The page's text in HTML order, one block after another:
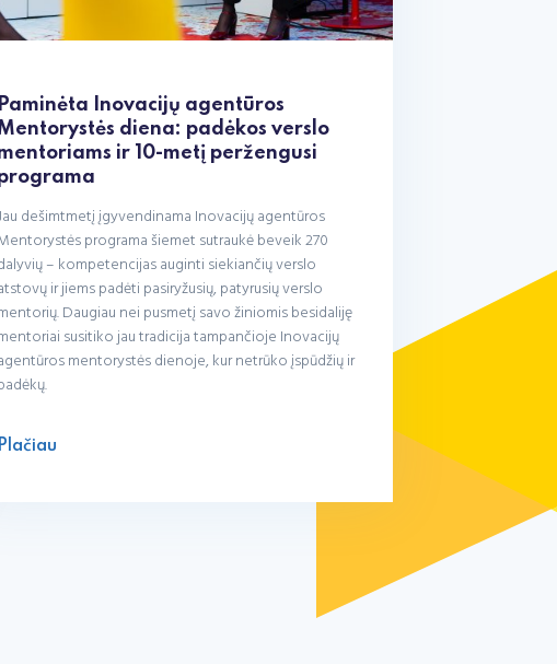
Paminėta Inovacijų agentūros
diena: padėkos verslo
ir 10-metį peržengusi
dešimtmetį įgyvendinama Inovacijų agentūros
programa šiemet sutraukė beveik 270
– kompetencijas auginti siekiančių verslo
ir jiems padėti pasiryžusių, patyrusių verslo
Daugiau nei pusmetį savo žiniomis besidaliję
susitiko jau tradicija tampančioje Inovacijų
mentorystės dienoje, kur netrūko įspūdžių ir
Plačiau